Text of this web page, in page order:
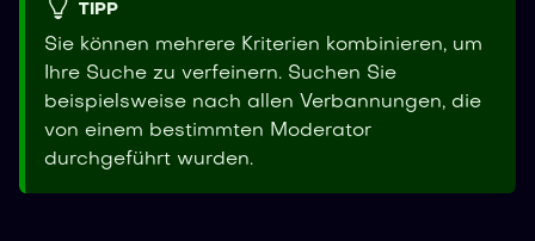
TIPP
Sie können mehrere Kriterien kombinieren, um
Ihre Suche zu verfeinern. Suchen Sie
beispielsweise nach allen Verbannungen, die
von einem bestimmten Moderator
durchgeführt wurden.